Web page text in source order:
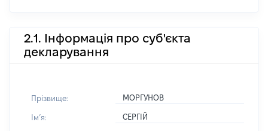
2.1. Інформація про суб'єкта
декларування
Прізвище: МОРГУНОВ
Імʼя: СЕРГІЙ